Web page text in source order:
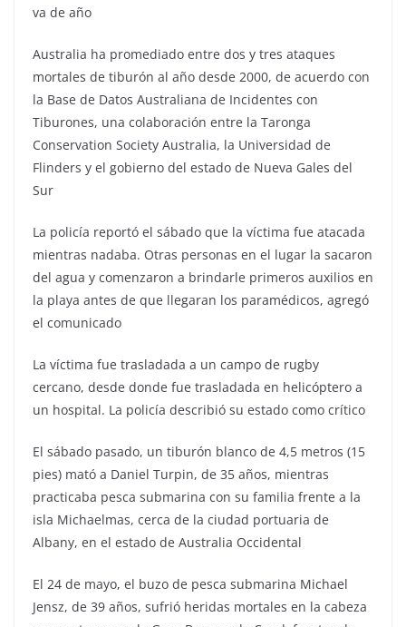
va de año
Australia ha promediado entre dos y tres ataques
mortales de tiburón al año desde 2000, de acuerdo con
la Base de Datos Australiana de Incidentes con
Tiburones, una colaboración entre la Taronga
Conservation Society Australia, la Universidad de
Flinders y el gobierno del estado de Nueva Gales del
Sur
La policía reportó el sábado que la víctima fue atacada
mientras nadaba. Otras personas en el lugar la sacaron
del agua y comenzaron a brindarle primeros auxilios en
la playa antes de que llegaran los paramédicos, agregó
el comunicado
La víctima fue trasladada a un campo de rugby
cercano, desde donde fue trasladada en helicóptero a
un hospital. La policía describió su estado como crítico
El sábado pasado, un tiburón blanco de 4,5 metros (15
pies) mató a Daniel Turpin, de 35 años, mientras
practicaba pesca submarina con su familia frente a la
isla Michaelmas, cerca de la ciudad portuaria de
Albany, en el estado de Australia Occidental
El 24 de mayo, el buzo de pesca submarina Michael
Jensz, de 39 años, sufrió heridas mortales en la cabeza